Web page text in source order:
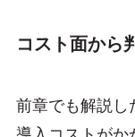
コスト面から
前章でも解説し